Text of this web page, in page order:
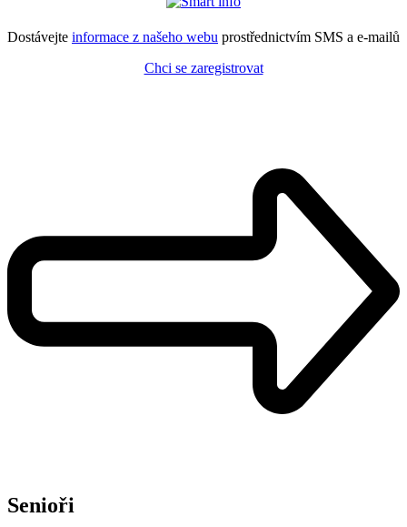
Dostávejte informace z našeho webu prostřednictvím SMS a e-mailů
Chci se zaregistrovat
Senioři